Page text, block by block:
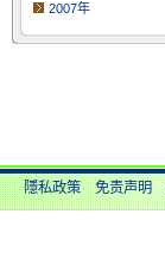
2007年
隱私政策 免责声明